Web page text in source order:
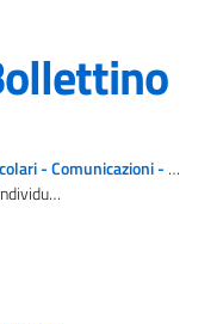
- Comunicazioni - Notizie
– Pubblicazione Bollettino